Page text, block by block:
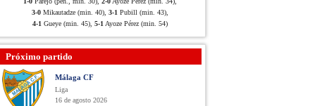
3-0 Mikautadze (min. 40), 3-1 Pubill (min. 43),
4-1 Gueye (min. 45), 5-1 Ayoze Pérez (min. 54)
Próximo partido
Málaga CF
Liga
16 de agosto 2026